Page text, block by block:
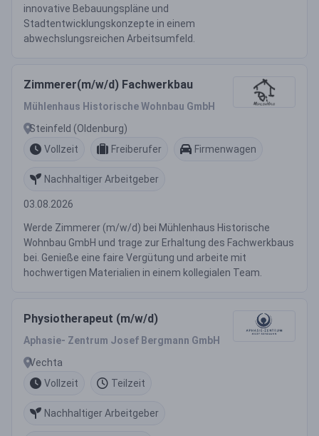
innovative Bebauungspläne und
Stadtentwicklungskonzepte in einem
abwechslungsreichen Arbeitsumfeld.
Zimmerer(m/w/d) Fachwerkbau
Mühlenhaus Historische Wohnbau GmbH
Steinfeld (Oldenburg)
Vollzeit
Freiberufer Firmenwagen
Nachhaltiger Arbeitgeber
03.08.2026
Werde Zimmerer (m/w/d) bei Mühlenhaus Historische
Wohnbau GmbH und trage zur Erhaltung des Fachwerkbaus
bei. Genieße eine faire Vergütung und arbeite mit
hochwertigen Materialien in einem kollegialen Team.
Physiotherapeut (m/w/d)
Aphasie- Zentrum Josef Bergmann GmbH
Vechta
Vollzeit
Teilzeit
Nachhaltiger Arbeitgeber